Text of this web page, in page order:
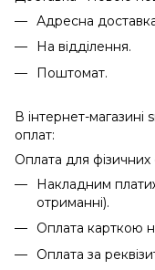
Адресна
На відділення.
Поштомат.
В інтернет-магазині
оплат:
Оплата для фізичних
Накладним
отриманні).
Оплата карткою
Оплата за